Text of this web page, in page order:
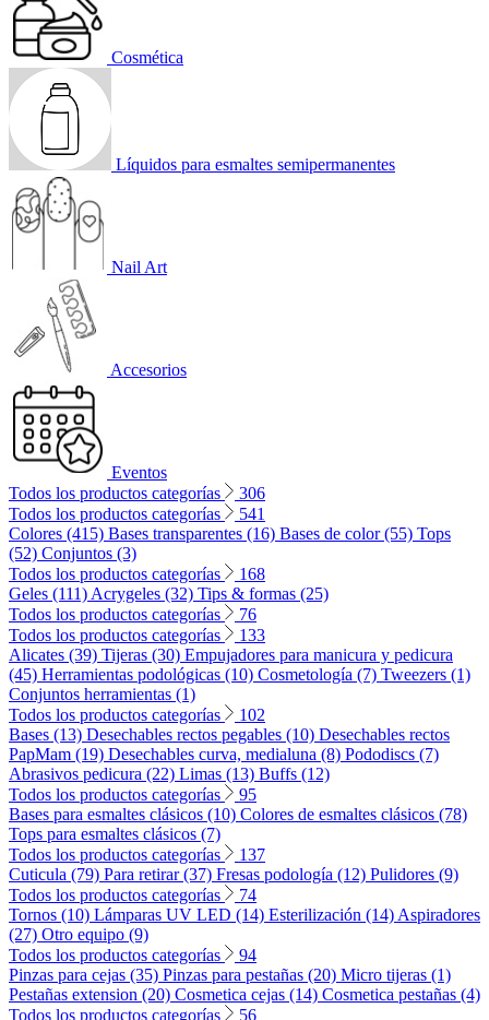
Cosmética
Líquidos para esmaltes semipermanentes
Nail Art
Accesorios
Eventos
Todos los productos categorías
306
Todos los productos categorías
541
Colores (415) Bases transparentes (16) Bases de color (55) Tops
(52) Conjuntos (3)
Todos los productos categorías
168
Geles (111) Acrygeles (32) Tips & formas (25)
Todos los productos categorías
76
Todos los productos categorías
133
Alicates (39) Tijeras (30) Empujadores para manicura y pedicura
(45) Herramientas podológicas (10) Cosmetología (7) Tweezers (1)
Conjuntos herramientas (1)
Todos los productos categorías
102
Bases (13) Desechables rectos pegables (10) Desechables rectos
PapMam (19) Desechables curva, medialuna (8) Pododiscs (7)
Abrasivos pedicura (22) Limas (13) Buffs (12)
Todos los productos categorías
95
Bases para esmaltes clásicos (10) Colores de esmaltes clásicos (78)
Tops para esmaltes clásicos (7)
Todos los productos categorías
137
Cuticula (79) Para retirar (37) Fresas podología (12) Pulidores (9)
Todos los productos categorías
74
Tornos (10) Lámparas UV LED (14) Esterilización (14) Aspiradores
(27) Otro equipo (9)
Todos los productos categorías
94
Pinzas para cejas (35) Pinzas para pestañas (20) Micro tijeras (1)
Pestañas extension (20) Cosmetica cejas (14) Cosmetica pestañas (4)
Todos los productos categorías
56